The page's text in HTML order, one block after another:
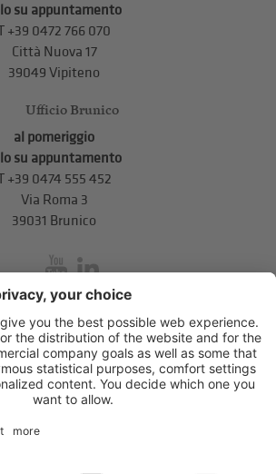
su appuntamento
+39 0472 766 070
Città Nuova 17
39049 Vipiteno
Ufficio Brunico
al pomeriggio
su appuntamento
+39 0474 555 452
Via Roma 3
39031 Brunico
inService
5 ,39100 Bolzano.T+39 0471 310 311.
info@unione-bz.it
Impressum
Privacy